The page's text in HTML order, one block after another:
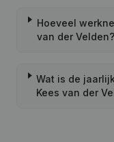
Hoeveel
van der Velden?
Wat is de
Kees van der